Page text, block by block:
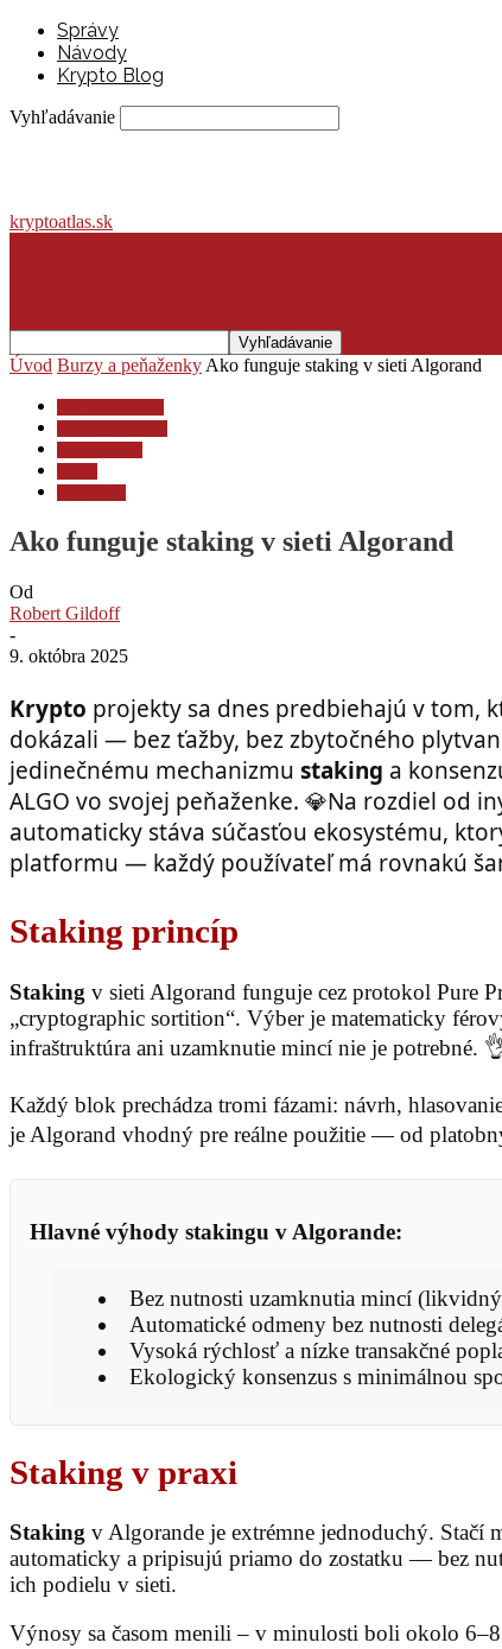
Správy
Návody
Krypto Blog
Vyhľadávanie
kryptoatlas.sk
Úvod Burzy a peňaženky Ako funguje staking v sieti Algorand
Ako funguje staking v sieti Algorand
Od
Robert Gildoff
-
9. októbra 2025
Krypto projekty sa dnes predbiehajú v tom,
dokázali — bez ťažby, bez zbytočného
jedinečnému mechanizmu staking a
ALGO vo svojej peňaženke. 💎Na rozdiel od
automaticky stáva súčasťou ekosystému,
platformu — každý používateľ má rovnakú
Staking princíp
Staking v sieti Algorand funguje cez protokol Pure
„cryptographic sortition“. Výber je matematicky
infraštruktúra ani uzamknutie mincí nie je potrebné.
Každý blok prechádza tromi fázami: návrh,
je Algorand vhodný pre reálne použitie — od
Hlavné výhody stakingu v Algorande:
Bez nutnosti uzamknutia mincí
Automatické odmeny bez nutnosti
Vysoká rýchlosť a nízke transakčné
Ekologický konsenzus s minimálnou
Staking v praxi
Staking v Algorande je extrémne jednoduchý. Stačí
automaticky a pripisujú priamo do zostatku — bez
ich podielu v sieti.
Výnosy sa časom menili – v minulosti boli okolo